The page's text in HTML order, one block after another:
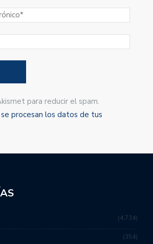
para reducir el spam.
procesan los datos de tus
4,734
354